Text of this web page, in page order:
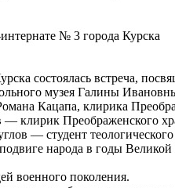
состоялась встреча,
музея Галины
Кацапа, клирика
Преображенского
— студент теологического
народа в годы
военного поколения.